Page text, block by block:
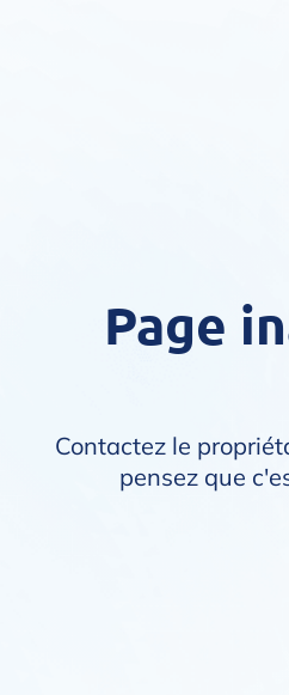
Page
Contactez le
pensez que